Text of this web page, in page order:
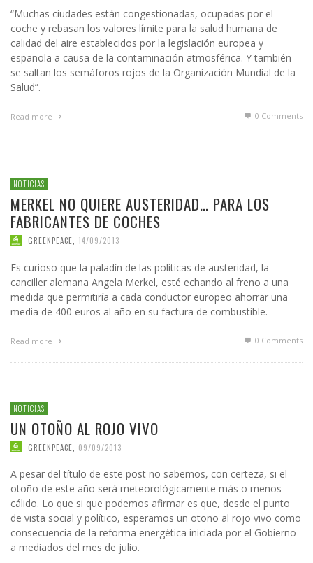
“Muchas ciudades están congestionadas, ocupadas por el
coche y rebasan los valores límite para la salud humana de
calidad del aire establecidos por la legislación europea y
española a causa de la contaminación atmosférica. Y también
se saltan los semáforos rojos de la Organización Mundial de la
Salud”.
Read more 0 Comments
NOTICIAS
MERKEL NO QUIERE AUSTERIDAD… PARA LOS
FABRICANTES DE COCHES
GREENPEACE 14/09/2013
Es curioso que la paladín de las políticas de austeridad, la
canciller alemana Angela Merkel, esté echando al freno a una
medida que permitiría a cada conductor europeo ahorrar una
media de 400 euros al año en su factura de combustible.
Read more 0 Comments
NOTICIAS
UN OTOÑO AL ROJO VIVO
GREENPEACE 09/09/2013
A pesar del título de este post no sabemos, con certeza, si el
otoño de este año será meteorológicamente más o menos
cálido. Lo que si que podemos afirmar es que, desde el punto
de vista social y político, esperamos un otoño al rojo vivo como
consecuencia de la reforma energética iniciada por el Gobierno
a mediados del mes de julio.